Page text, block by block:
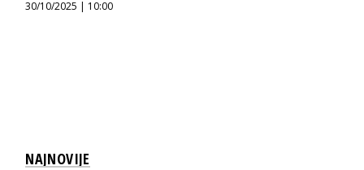
30/10/2025 | 10:00
NAJNOVIJE